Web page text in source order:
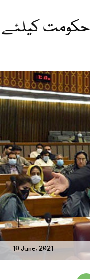
حکومت
18 June, 2021